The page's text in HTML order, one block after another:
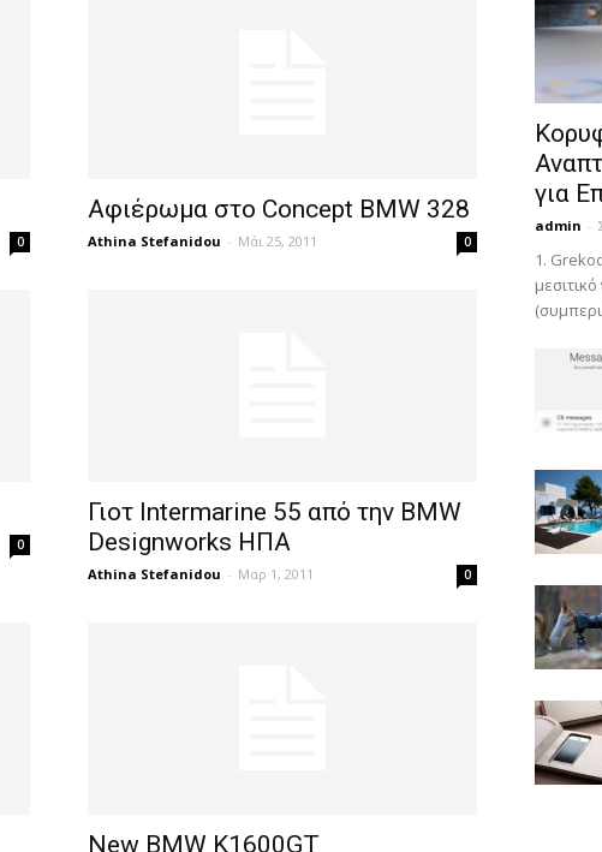
0
Αφιέρωμα στο Concept BMW 328
Athina Stefanidou - Μάι 25, 2011 0
0
Γιοτ Intermarine 55 από την BMW
Designworks ΗΠΑ
Athina Stefanidou - Μαρ 1, 2011 0
New BMW K1600GT
για
admin -
1.